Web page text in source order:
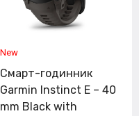
Смарт-годинник
Garmin Instinct E – 40
mm Black with